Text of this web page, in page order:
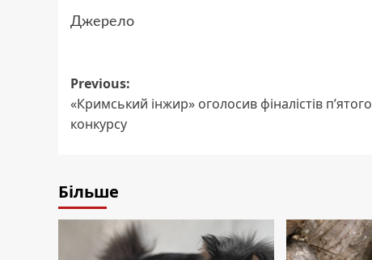
Джерело
Post
navigation
Previous:
«Кримський інжир» оголосив фіналістів п’ятого
конкурсу
Більше